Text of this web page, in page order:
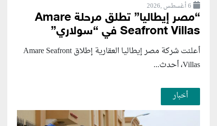
6 أغسطس ,2026
“مصر إيطاليا” تطلق مرحلة Amare
Seafront Villas في “سولاري”
أعلنت شركة مصر إيطاليا العقارية إطلاق Amare Seafront
Villas، أحدث...
أخبار